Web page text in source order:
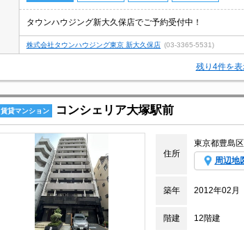
タウンハウジング新大久保店でご予約受付中！
株式会社タウンハウジング東京 新大久保店 (03-3365-5531)
残り4件を表
賃貸マンション コンシェリア大塚駅前
住所
東京都豊島
周辺地
築年
2012年02月
階建 12階建